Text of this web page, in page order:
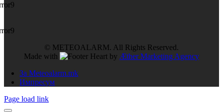
© METEOALARM. All Rights Reserved.
Made with
by Æther Marketing Agency
За Meteoalarm.mk
Импресум
Page load link